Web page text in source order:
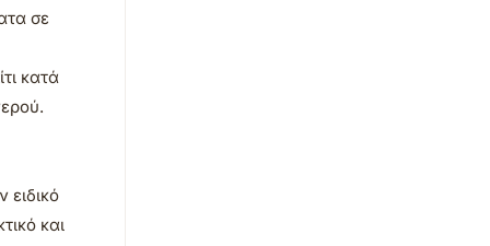
σε
κατά
ειδικό
και